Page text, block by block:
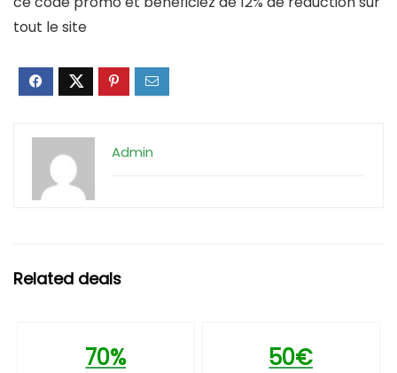
tout le site
Admin
Related deals
70% 50€